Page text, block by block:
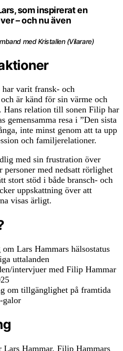
som inspirerat en
– och nu även
med Kristallen (Vilarare)
varit fransk- och
är känd för sin värme och
Hans relation till sonen Filip har
gemensamma resa i ”Den sista
inte minst genom att ta upp
och familjerelationer.
med sin frustration över
med nedsatt rörlighet
stort stöd i både bransch- och
uppskattning över att
visas ärligt.
Lars Hammars hälsostatus
uttalanden
intervjuer med Filip Hammar
om tillgänglighet på framtida
galor
Hammar, Filip Hammars